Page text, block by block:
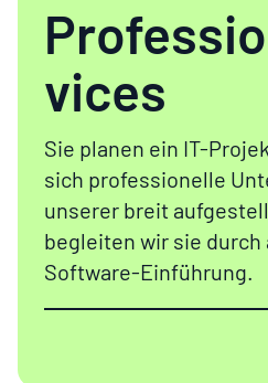
vices
Sie planen ein IT-
sich professionelle
unserer breit
begleiten wir sie durch
Software-Einführung.